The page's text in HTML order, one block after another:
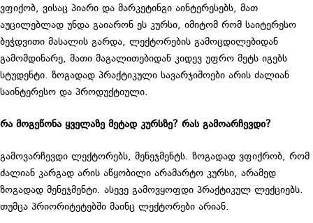
ვფიქობ, ვისაც პიარი და მარკეტინგი აინტერესებს, მათ
აუცილებლად უნდა გაიარონ ეს კურსი, იმიტომ რომ საიტერესო
ბეჭდვითი მასალის გარდა, ლექტორების გამოცდილებიდან
გამომდინარე, მათი მაგალითებიდან კიდევ უფრო მეტს იგებს
სტუდენტი. ზოგადად პრაქტიკული სავარჯიშოები არის ძალიან
საინტერესო და პროდუქტიული.
რა მოგეწონა ყველაზე მეტად კურსზე? რას გამოარჩევდი?
გამოვარჩევდი ლექტორებს, მენეჯმენტს. ზოგადად ვფიქრობ, რომ
ძალიან კარგად არის აწყობილი არამარტო კურსი, არამედ
ზოგადად მენეჯმენტი. ასევე გამოვყოფდი პრაქტიკულ ლექციებს.
თუმცა პრიორიტეტებში მაინც ლექტორები არიან.